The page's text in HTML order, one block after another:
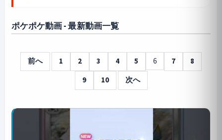
ポケポケ動画 - 最新動画一覧
前へ 1 2 3 4 5 6 7
8
9
10 次へ